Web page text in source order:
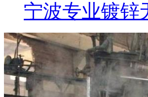
宁波专业镀锌